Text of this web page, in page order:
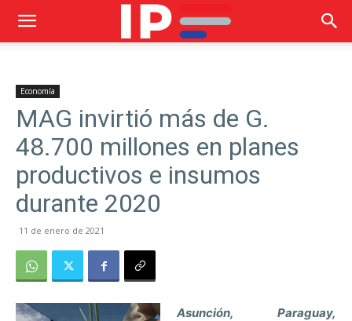
Economía
MAG invirtió más de G.
48.700 millones en planes
productivos e insumos
durante 2020
11 de enero de 2021
Asunción, Paraguay,